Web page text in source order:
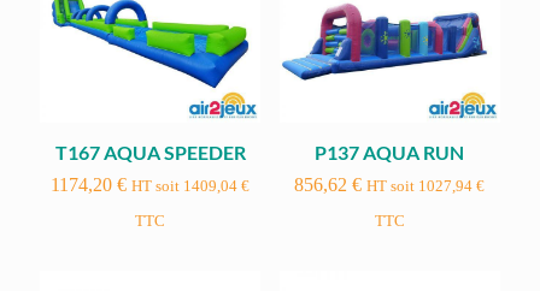
T167 AQUA SPEEDER
1174,20€ HT soit 1409,04€
TTC
P137 AQUA RUN
856,62€ HT soit 1027,94€
TTC